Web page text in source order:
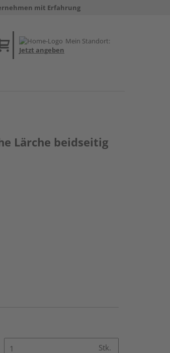
mit Erfahrung
Mein Standort:
Jetzt angeben
Lärche beidseitig
Stk.